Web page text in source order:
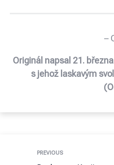
–
Originál napsal 21.
s jehož laskavým
PREVIOUS